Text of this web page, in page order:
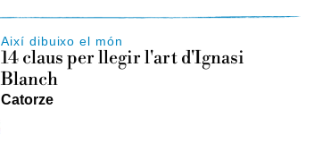
Així dibuixo el món
14 claus per llegir l'art d'Ignasi
Blanch
Catorze